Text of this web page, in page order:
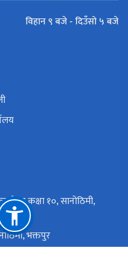
विहान ९ बजे - दिउँसो ५ बजे
कार्यालय कक्षा १०, सानोठिमी,
भक्तपुर